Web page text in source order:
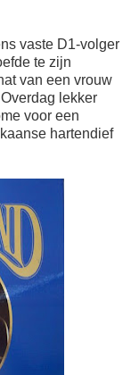
vaste D1-volger
te zijn
van een vrouw
lekker
voor een
hartendief